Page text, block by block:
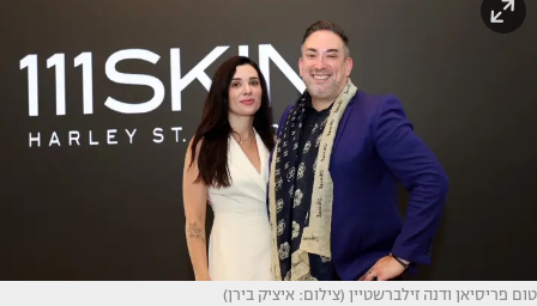
טום פריסיאן ודנה זילברשטיין (צילום: איציק בירן)